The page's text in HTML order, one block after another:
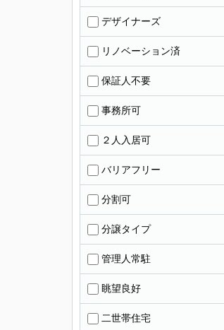
デザイナーズ
リノベーション済
保証人不要
事務所可
２人入居可
バリアフリー
分割可
分譲タイプ
管理人常駐
眺望良好
二世帯住宅